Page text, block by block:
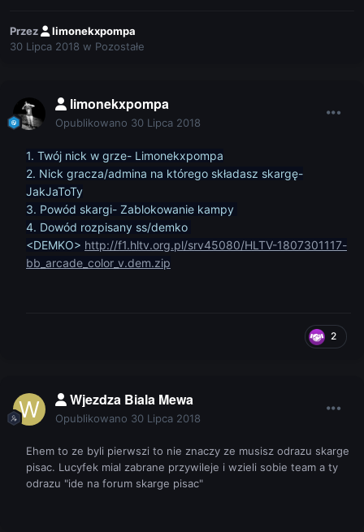
Przez
limonekxpompa
30 Lipca 2018 w Pozostałe
limonekxpompa
Opublikowano 30 Lipca 2018
1. Twój nick w grze- Limonekxpompa
2. Nick gracza/admina na którego składasz skargę-
JakJaToTy
3. Powód skargi- Zablokowanie kampy
4. Dowód rozpisany ss/demko
<DEMKO> http://f1.hltv.org.pl/srv45080/HLTV-1807301117-
bb_arcade_color_v.dem.zip
2
Wjezdza Biala Mewa
Opublikowano 30 Lipca 2018
Ehem to ze byli pierwszi to nie znaczy ze musisz odrazu skarge
pisac. Lucyfek mial zabrane przywileje i wzieli sobie team a ty
odrazu "ide na forum skarge pisac"